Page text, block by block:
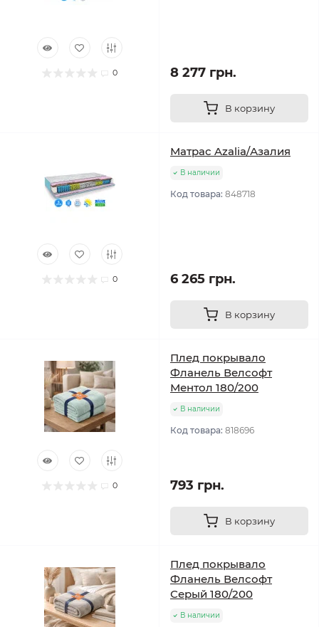
0 8 277 грн.
В корзину
0
Матрас Azalia/Азалия
В наличии
Код товара: 848718
6 265 грн.
В корзину
0
Плед покрывало
Фланель Велсофт
Ментол 180/200
В наличии
Код товара: 818696
793 грн.
В корзину
Плед покрывало
Фланель Велсофт
Серый 180/200
В наличии